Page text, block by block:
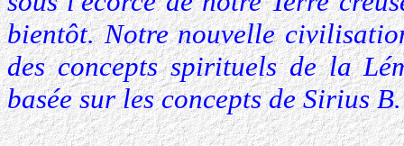
bientôt. Notre nouvelle
des concepts spirituels de la
basée sur les concepts de Sirius B.